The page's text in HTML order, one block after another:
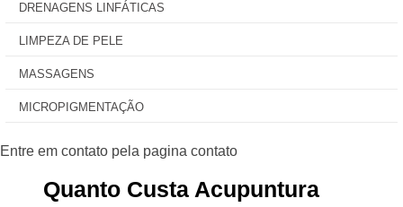
DRENAGENS LINFÁTICAS
LIMPEZA DE PELE
MASSAGENS
MICROPIGMENTAÇÃO
Quanto Custa Acupuntura